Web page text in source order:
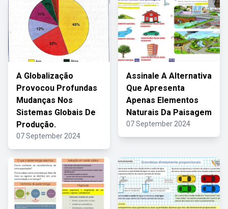
A Globalização
Provocou Profundas
Mudanças Nos
Sistemas Globais De
Produção.
07 September 2024
Assinale A Alternativa
Que Apresenta
Apenas Elementos
Naturais Da Paisagem
07 September 2024